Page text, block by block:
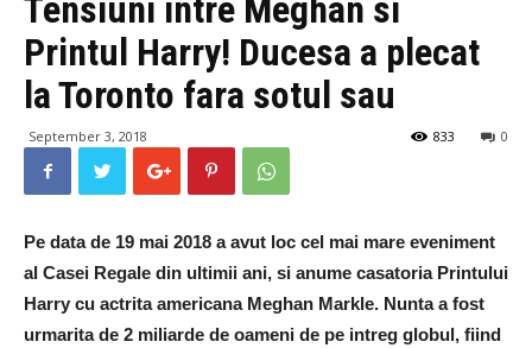
Tensiuni intre Meghan si
Printul Harry! Ducesa a plecat
la Toronto fara sotul sau
September 3, 2018 0
833
Pe data de 19 mai 2018 a avut loc cel mai mare eveniment
al Casei Regale din ultimii ani, si anume casatoria Printului
Harry cu actrita americana Meghan Markle. Nunta a fost
urmarita de 2 miliarde de oameni de pe intreg globul, fiind